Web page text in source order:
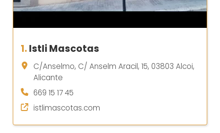
1.Istli Mascotas
C/Anselmo, C/ Anselm Aracil, 15, 03803 Alcoi,
Alicante
669 15 17 45
istlimascotas.com